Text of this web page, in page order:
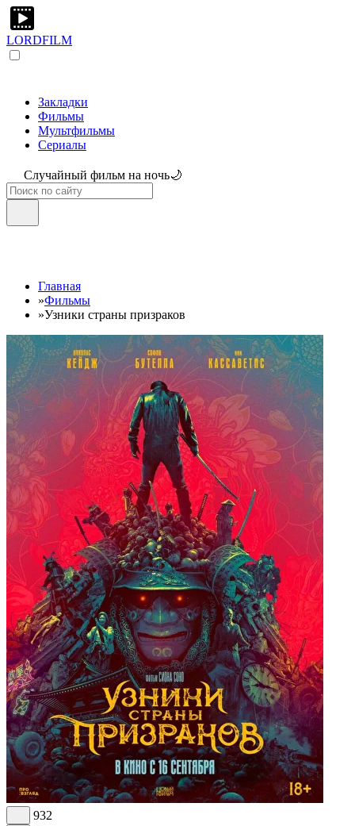
LORDFILM
Закладки
Фильмы
Мультфильмы
Сериалы
Случайный фильм на ночь🌙
Главная
»Фильмы
»Узники страны призраков
932